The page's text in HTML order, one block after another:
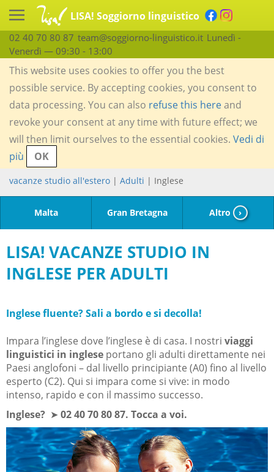
LISA! Soggiorno linguistico
02 40 70 80 87 team@soggiorno-linguistico.it Lunedì -
Venerdì — 09:30 - 13:00
This website uses cookies to offer you the best
possible service. By accepting cookies, you consent to
data processing. You can also refuse this hereand
revoke your consent at any time with future effect; we
will then limit ourselves to the essential cookies. Vedi di
più
OK
vacanze studio all'estero | Adulti | Inglese
Malta Gran Bretagna Altro ›
LISA! VACANZE STUDIO IN
INGLESE PER ADULTI
Inglese fluente? Sali a bordo e si decolla!
Impara l’inglese dove l’inglese è di casa. I nostri viaggi
linguistici in inglese portano gli adulti direttamente nei
Paesi anglofoni – dal livello principiante (A0) fino al livello
esperto (C2). Qui si impara come si vive: in modo
intenso, rapido e con il massimo successo.
Inglese? ➤ 02 40 70 80 87. Tocca a voi.